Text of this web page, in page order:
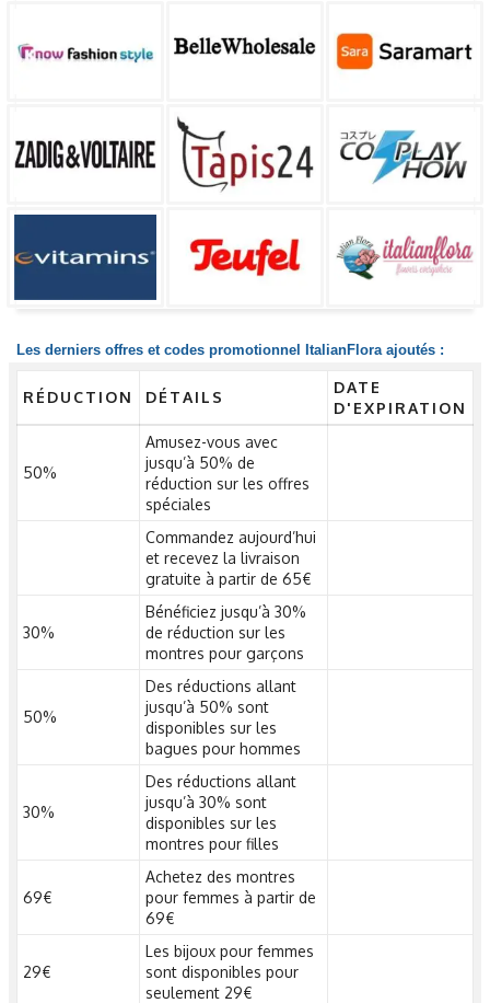
Les derniers offres et codes promotionnel ItalianFlora ajoutés :
RÉDUCTION DÉTAILS
DATE
D'EXPIRATION
50%
Amusez-vous avec
jusqu’à 50% de
réduction sur les offres
spéciales
Commandez aujourd’hui
et recevez la livraison
gratuite à partir de 65€
30%
Bénéficiez jusqu’à 30%
de réduction sur les
montres pour garçons
50%
Des réductions allant
jusqu’à 50% sont
disponibles sur les
bagues pour hommes
30%
Des réductions allant
jusqu’à 30% sont
disponibles sur les
montres pour filles
69€
Achetez des montres
pour femmes à partir de
69€
29€
Les bijoux pour femmes
sont disponibles pour
seulement 29€